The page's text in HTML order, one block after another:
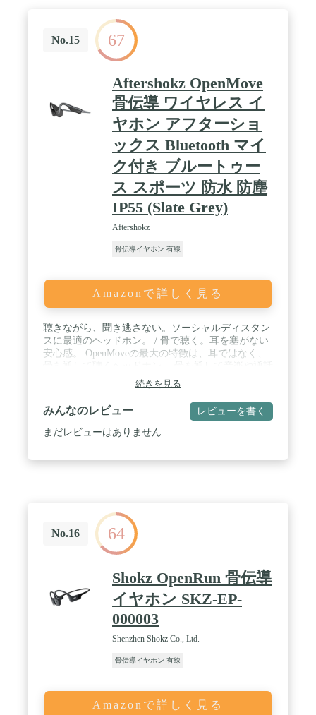
／ 充電を忘れても、約10分の充電で約120分間*の連
続再生ができます。別の用事を済ませている間にヘ
ッドホンの準備が整います。*音楽再生時。使用条
件により異なります。 / 【汎用性の高い USB Type-
ルを付属。USB Type-A端子があるPCや市販のUSB
アダプターなどにつないで充電することができま
す。
はありません。ネックバンドもホールド力を残しつつもソフトで柔
軟に変形し、筋トレなどの激しく身体を動かすトレーニング時にも
安心の装着感を実現！安心してご利用いただけます。振動部分もこ
めかみにそっと寄り添うような感覚なので、まるで着けていること
や汗への耐久性もばっちりです！周囲の交通事情や人の気配を感じ
取りながらも思いっきりスポーツを楽しめます！片手で簡単に「音
楽再生/一時停止、曲送り、曲戻し、音量上げ、音量下げ、電話を
受ける/切る/終了」をコントロールできます。
/ 🌟【完全ワイヤレス・骨伝導イヤホン bluetooth・音楽はもっと自
由に！】Bluetooth 5.0通信によって、屋外の混線した電波環境にも
負けない、安定したブルートゥース接続を実現！完全ワイヤレスタ
イプのため、ケーブルの煩わしさから解放され、まるで音楽が自分
の一部になったような快感を！さらにハンズフリー通話時のノイズ
除去技術にも優れ、テレカンにも最適。長時間の打ち合わせや長電
話にも向いています。スポーツだけでなく、在宅勤務でビデオ会議
Type-C 充電ポートを採用し、充電時にマグネット部分が熱くなる
ことを解決。急速充電にも対応しており、充電が『安全』『急速』
確保します。骨伝導イヤホンHS1はスリムで軽量ながらバッテリー
は長持ちです。連続再生時間は最長8時間。バッテリー残量を気に
することなく、音楽、通話、オーディオブック、ポッドキャストな
/ 🌟【安心保証付き】初めて骨伝導 ヘッドホンを使用後に商品がお
気に召さない場合、購入後３０日以内であれば、自由に返品・返金
が可能です。また Erssimo骨伝導イヤホンマイクは、1年間の長期
保証が付いています。例え箱潰れ、付属品破損でも無料で返品・交
No.15 67
Aftershokz OpenMove
骨伝導 ワイヤレス イ
ヤホン アフターショ
ックス Bluetooth マイ
ク付き ブルートゥー
ス スポーツ 防水 防塵
IP55 (Slate Grey)
Aftershokz
骨伝導イヤホン 有線
Amazonで詳しく見る
聴きながら、聞き逃さない。ソーシャルディスタン
スに最適のヘッドホン。 / 骨で聴く。耳を塞がない
安心感。 OpenMoveの最大の特徴は、耳ではなく、
を聴きながら、家族や友人の話し声、近づいてくる
自転車や電車のアナウンスも聞き取れるので、安心
して音楽を楽しみながらご利用できます。 / ソーシ
ャルディスタンス・オーディオ体験 OpenMoveによ
って「ソーシャルディスタンス」と「オーディオ体
ディオ体験をぜひ体感してみてください。 / 数多く
の特許技術により高品質な骨伝導を実現 骨伝導ヘッ
ドホンは、頬骨を伝わる小さな振動を発生させ、そ
の振動が直接内耳に伝わることで聴覚に音が伝わり
ます。「骨伝導」ヘッドホンは音楽が聞き取りづら
いなんてことはありません。特許技術をもとに開発
されたPremiumPitch 2.0 骨伝導テクノロジーによ
り、ダイナミックステレオサウンドを実現。従来、
骨伝導の弱点とされてきた低音の再生においてもパ
くなっています。 / 29gの超軽量。決して落ちない
安定感 OpenMoveは、29gの超軽量。メガネや帽子と
しても、頭からはずれにくい構造となっています。
音楽を聴きながらのエクササイズやジョギングはも
続きを見る
みんなのレビュー レビューを書く
まだレビューはありません
No.16 64
Shokz OpenRun 骨伝導
イヤホン SKZ-EP-
000003
Shenzhen Shokz Co., Ltd.
骨伝導イヤホン 有線
Amazonで詳しく見る